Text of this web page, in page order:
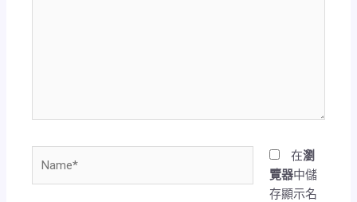
在瀏
覽器中儲
存顯示名